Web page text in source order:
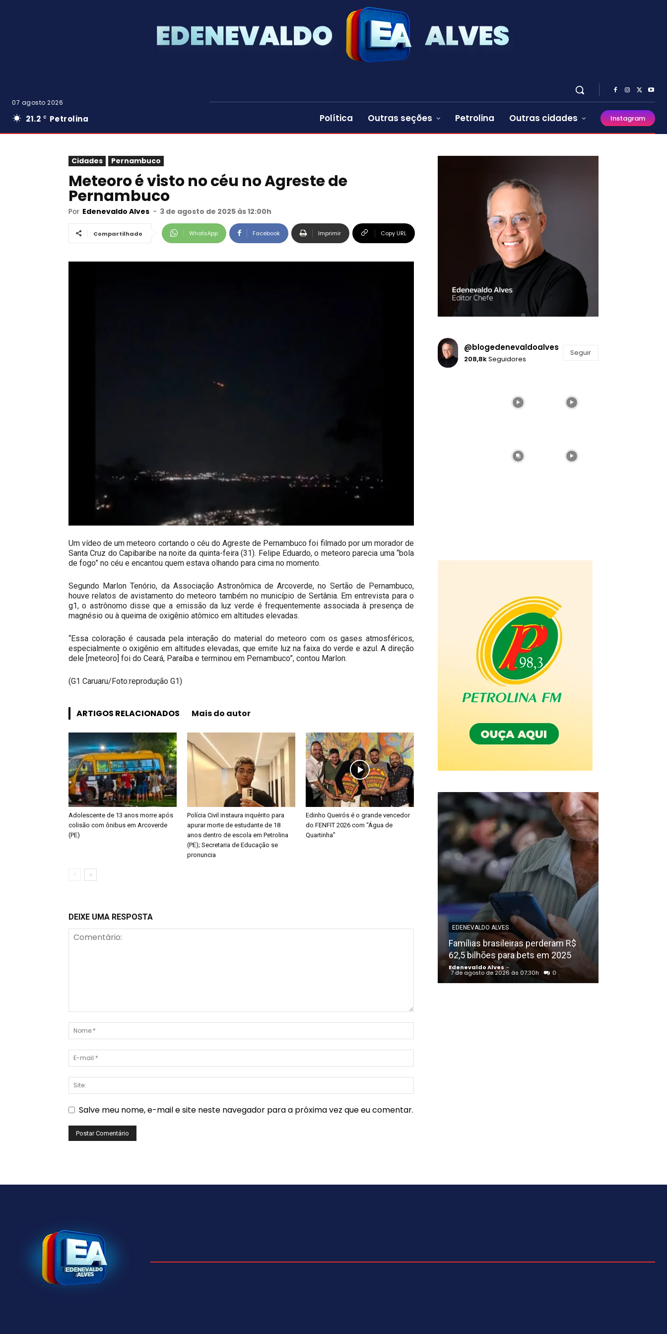
07 agosto 2026
21.2 C Petrolina Política Outras seções Petrolina Outras cidades Instagram
Cidades Pernambuco
Meteoro é visto no céu no Agreste de
Pernambuco
Por Edenevaldo Alves - 3 de agosto de 2025 às 12:00h
Compartilhado WhatsApp Facebook Imprimir Copy URL
Um vídeo de um meteoro cortando o céu do Agreste de Pernambuco foi filmado por um morador de
Santa Cruz do Capibaribe na noite da quinta-feira (31). Felipe Eduardo, o meteoro parecia uma “bola
de fogo” no céu e encantou quem estava olhando para cima no momento.
Segundo Marlon Tenório, da Associação Astronômica de Arcoverde, no Sertão de Pernambuco,
houve relatos de avistamento do meteoro também no município de Sertânia. Em entrevista para o
g1, o astrônomo disse que a emissão da luz verde é frequentemente associada à presença de
magnésio ou à queima de oxigênio atômico em altitudes elevadas.
“Essa coloração é causada pela interação do material do meteoro com os gases atmosféricos,
especialmente o oxigênio em altitudes elevadas, que emite luz na faixa do verde e azul. A direção
dele [meteoro] foi do Ceará, Paraíba e terminou em Pernambuco”, contou Marlon.
(G1 Caruaru/Foto:reprodução G1)
ARTIGOS RELACIONADOS Mais do autor
Adolescente de 13 anos morre após
colisão com ônibus em Arcoverde
(PE)
Polícia Civil instaura inquérito para
apurar morte de estudante de 18
anos dentro de escola em Petrolina
(PE); Secretaria de Educação se
pronuncia
Edinho Queirós é o grande vencedor
do FENFIT 2026 com “Água de
Quartinha”
DEIXE UMA RESPOSTA
Salve meu nome, e-mail e site neste navegador para a próxima vez que eu comentar.
@blogedenevaldoalves
208,8kSeguidores
Seguir
EDENEVALDO ALVES
Famílias brasileiras perderam R$
62,5 bilhões para bets em 2025
Edenevaldo Alves -
7 de agosto de 2026 às 07:30h 0